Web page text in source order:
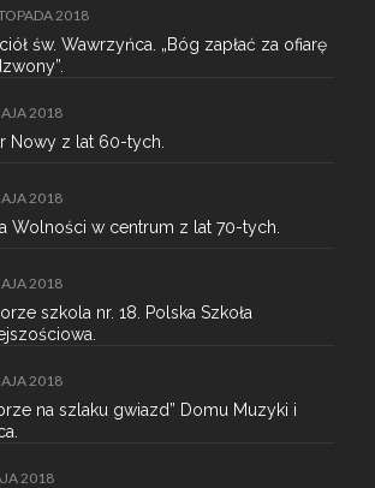
2018
św. Wawrzyńca. „Bóg zapłać za ofiarę
2018
Nowy z lat 60-tych.
2018
Wolności w centrum z lat 70-tych.
2018
szkola nr. 18. Polska Szkoła
2018
na szlaku gwiazd” Domu Muzyki i
2018